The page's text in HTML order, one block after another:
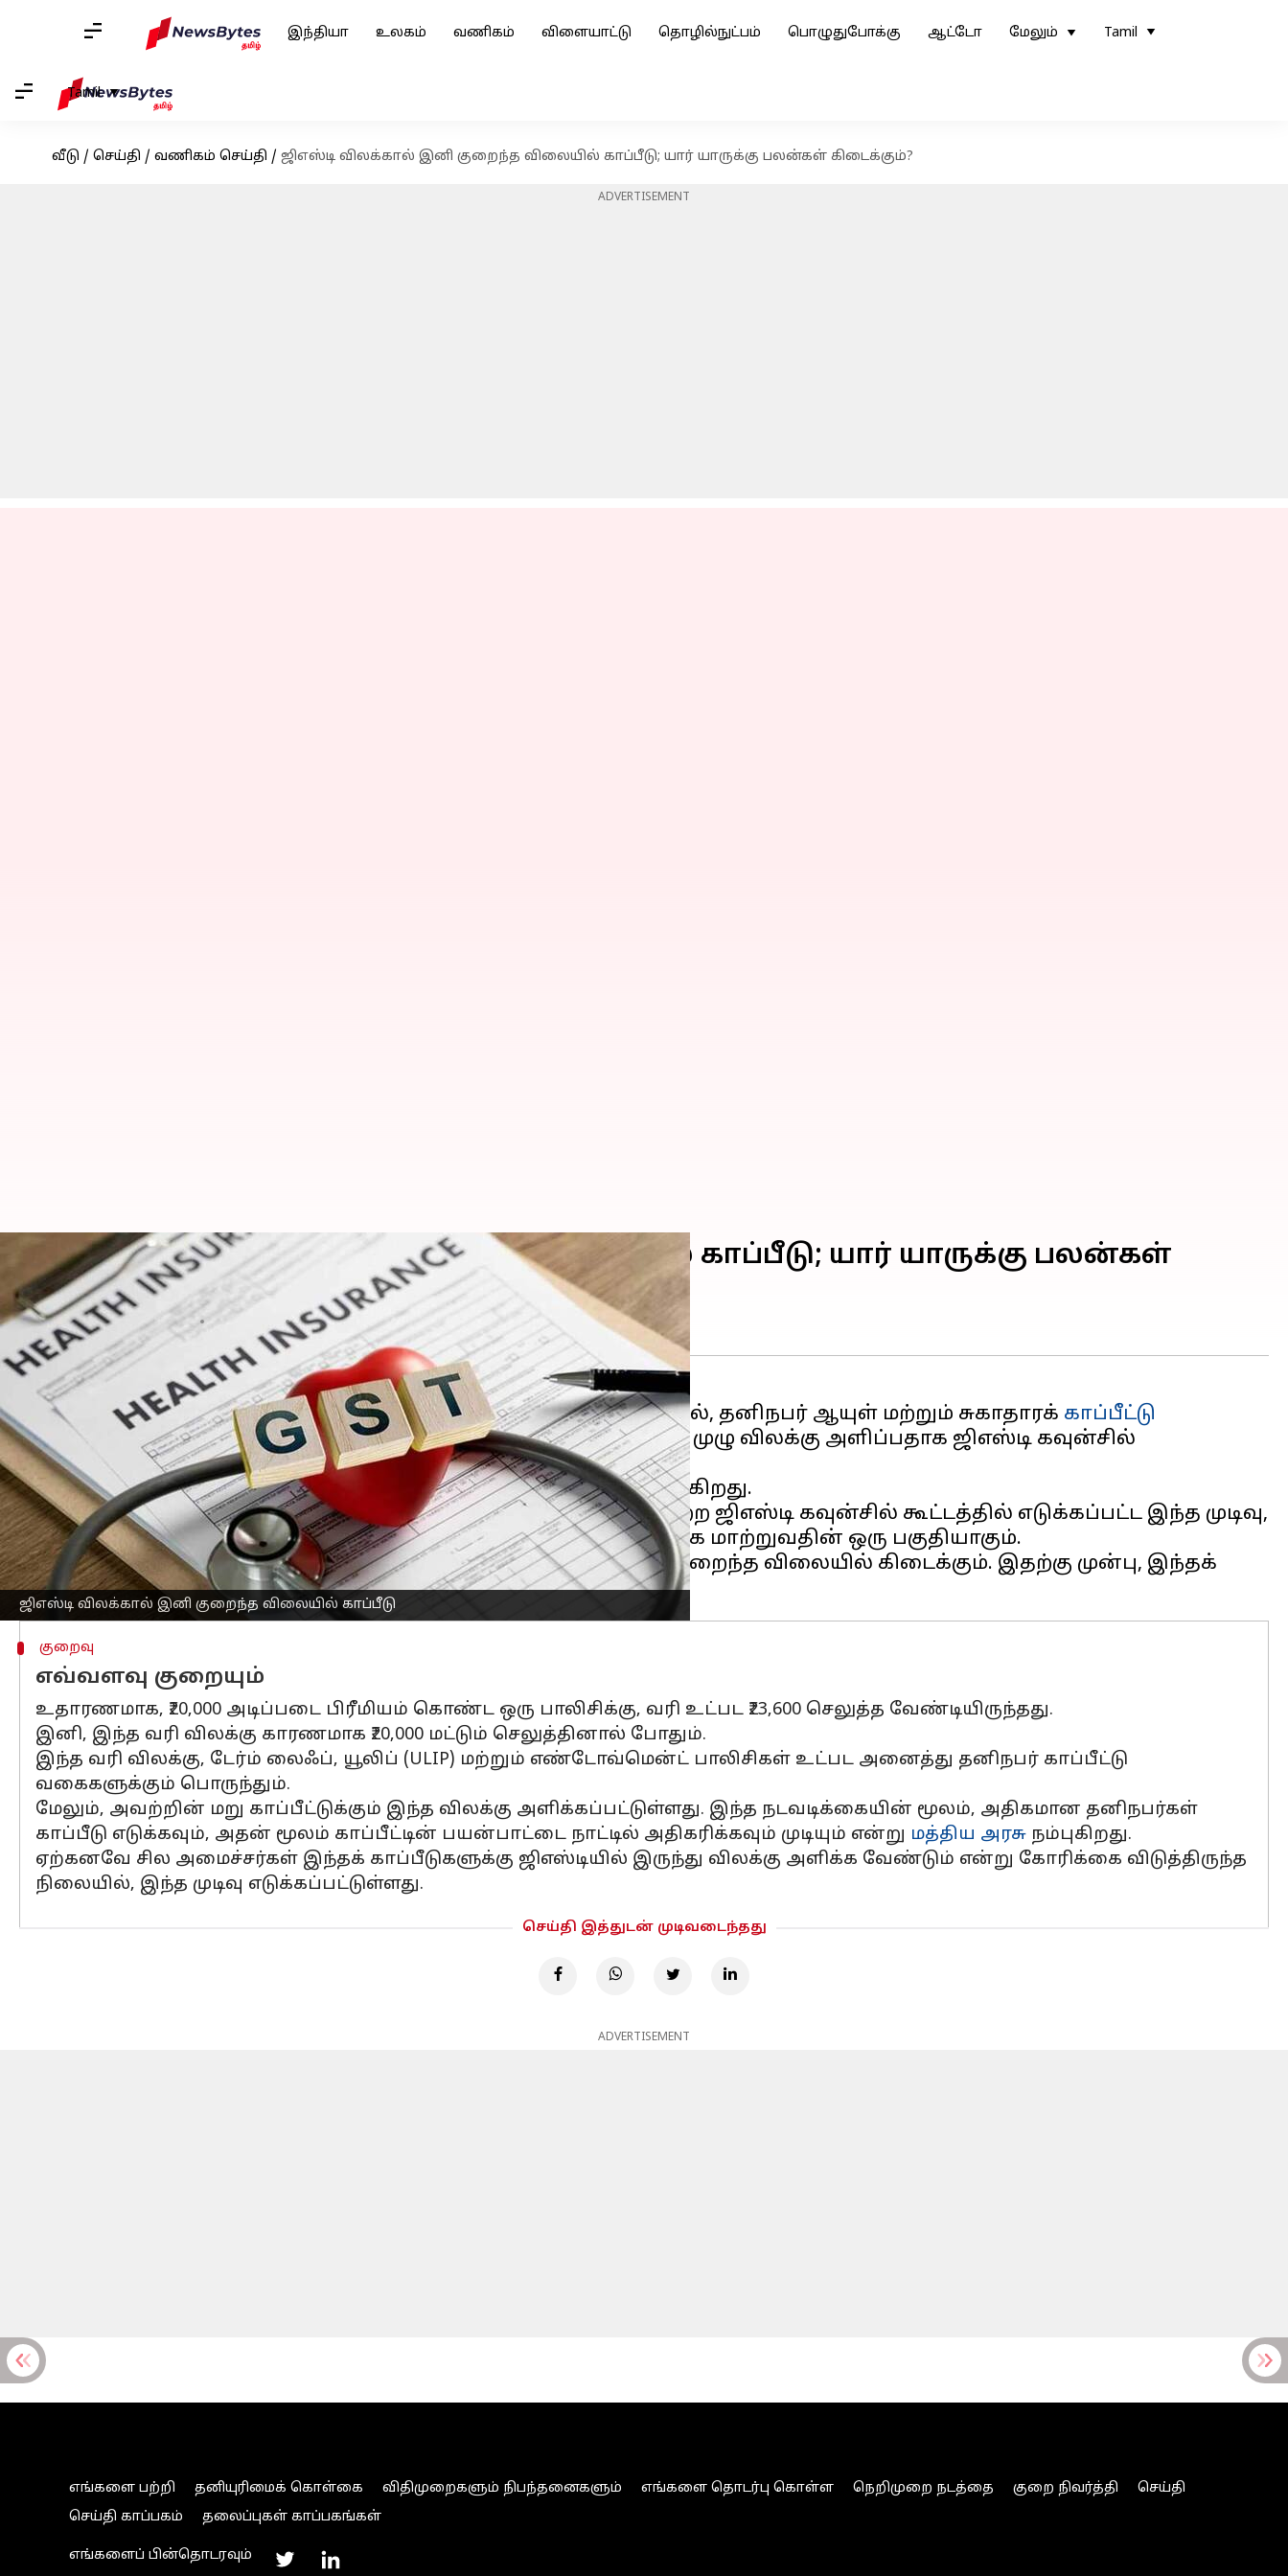
இந்தியா உலகம் வணிகம் விளையாட்டு தொழில்நுட்பம் பொழுதுபோக்கு ஆட்டோ மேலும் Tamil
Tamil
வீடு / செய்தி / வணிகம் செய்தி / ஜிஎஸ்டி விலக்கால் இனி குறைந்த விலையில் காப்பீடு; யார் யாருக்கு பலன்கள் கிடைக்கும்?
ADVERTISEMENT
ஜிஎஸ்டி விலக்கால் இனி குறைந்த விலையில் காப்பீடு
ஜிஎஸ்டி விலக்கால் இனி குறைந்த விலையில் காப்பீடு; யார் யாருக்கு பலன்கள்
கிடைக்கும்?
எழுதியவர் Sekar Chinnappan 11:23 am
செய்தி முன்னோட்டம்
கோடிக்கணக்கான பாலிசிதாரர்களுக்குப் பயன் அளிக்கும் வகையில், தனிநபர் ஆயுள் மற்றும் சுகாதாரக் காப்பீட்டு
பிரீமியங்களுக்கான சரக்கு மற்றும் சேவை வரியிலிருந்து (ஜிஎஸ்டி) முழு விலக்கு அளிப்பதாக ஜிஎஸ்டி கவுன்சில்
அறிவித்துள்ளது.
இந்த முக்கிய மாற்றம் செப்டம்பர் 22 ஆம் தேதி முதல் அமலுக்கு வருகிறது.
மத்திய நிதி அமைச்சர் நிர்மலா சீதாராமன் தலைமையில் நடைபெற்ற ஜிஎஸ்டி கவுன்சில் கூட்டத்தில் எடுக்கப்பட்ட இந்த முடிவு,
ஜிஎஸ்டிஅமைப்பை 5% மற்றும் 18% என இரு அடுக்கு வரி அமைப்பாக மாற்றுவதின் ஒரு பகுதியாகும்.
இந்த முடிவால், காப்பீடு சேவைகள் இனி பொதுமக்களுக்கு மிகக் குறைந்த விலையில் கிடைக்கும். இதற்கு முன்பு, இந்தக்
குறைவு
எவ்வளவு குறையும்
உதாரணமாக, ₹20,000 அடிப்படை பிரீமியம் கொண்ட ஒரு பாலிசிக்கு, வரி உட்பட ₹23,600 செலுத்த வேண்டியிருந்தது.
இனி, இந்த வரி விலக்கு காரணமாக ₹20,000 மட்டும் செலுத்தினால் போதும்.
இந்த வரி விலக்கு, டேர்ம் லைஃப், யூலிப் (ULIP) மற்றும் எண்டோவ்மென்ட் பாலிசிகள் உட்பட அனைத்து தனிநபர் காப்பீட்டு
வகைகளுக்கும் பொருந்தும்.
மேலும், அவற்றின் மறு காப்பீட்டுக்கும் இந்த விலக்கு அளிக்கப்பட்டுள்ளது. இந்த நடவடிக்கையின் மூலம், அதிகமான தனிநபர்கள்
காப்பீடு எடுக்கவும், அதன் மூலம் காப்பீட்டின் பயன்பாட்டை நாட்டில் அதிகரிக்கவும் முடியும் என்று மத்திய அரசு நம்புகிறது.
ஏற்கனவே சில அமைச்சர்கள் இந்தக் காப்பீடுகளுக்கு ஜிஎஸ்டியில் இருந்து விலக்கு அளிக்க வேண்டும் என்று கோரிக்கை விடுத்திருந்த
நிலையில், இந்த முடிவு எடுக்கப்பட்டுள்ளது.
செய்தி இத்துடன் முடிவடைந்தது
ADVERTISEMENT
எங்களை பற்றி தனியுரிமைக் கொள்கை விதிமுறைகளும் நிபந்தனைகளும் எங்களை தொடர்பு கொள்ள நெறிமுறை நடத்தை குறை நிவர்த்தி
செய்தி
செய்தி காப்பகம்
தலைப்புகள் காப்பகங்கள்
எங்களைப் பின்தொடரவும்